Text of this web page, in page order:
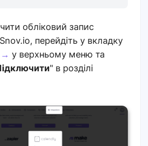
обліковий запис
перейдіть у вкладку
→ у верхньому меню та
" в розділі